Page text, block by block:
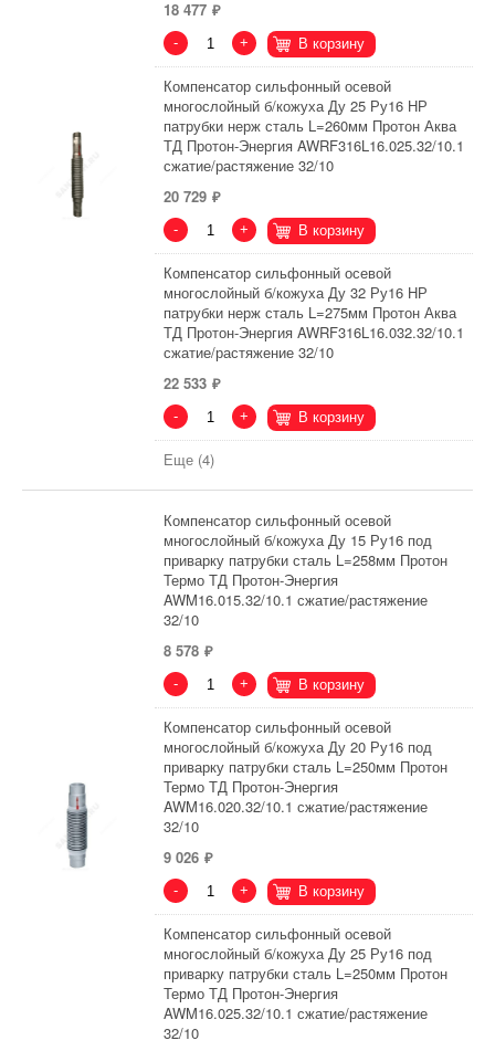
18 477
- + В корзину
Компенсатор сильфонный осевой
многослойный б/кожуха Ду 25 Ру16 НР
патрубки нерж сталь L=260мм Протон Аква
ТД Протон-Энергия AWRF316L16.025.32/10.1
сжатие/растяжение 32/10
20 729
- + В корзину
Компенсатор сильфонный осевой
многослойный б/кожуха Ду 32 Ру16 НР
патрубки нерж сталь L=275мм Протон Аква
ТД Протон-Энергия AWRF316L16.032.32/10.1
сжатие/растяжение 32/10
22 533
- + В корзину
Еще (4)
Компенсатор сильфонный осевой
многослойный б/кожуха Ду 15 Ру16 под
приварку патрубки сталь L=258мм Протон
Термо ТД Протон-Энергия
AWM16.015.32/10.1 сжатие/растяжение
32/10
8 578
- + В корзину
Компенсатор сильфонный осевой
многослойный б/кожуха Ду 20 Ру16 под
приварку патрубки сталь L=250мм Протон
Термо ТД Протон-Энергия
AWM16.020.32/10.1 сжатие/растяжение
32/10
9 026
- + В корзину
Компенсатор сильфонный осевой
многослойный б/кожуха Ду 25 Ру16 под
приварку патрубки сталь L=250мм Протон
Термо ТД Протон-Энергия
AWM16.025.32/10.1 сжатие/растяжение
32/10